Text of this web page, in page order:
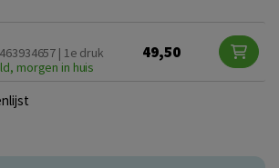
| 1e druk
morgen in huis
49,50